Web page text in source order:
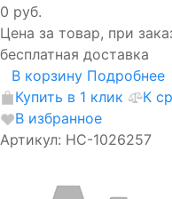
0 руб.
Цена за товар, при
бесплатная доставка
В корзину Подробнее
Купить в 1 клик
К
В избранное
Артикул: НС-1026257